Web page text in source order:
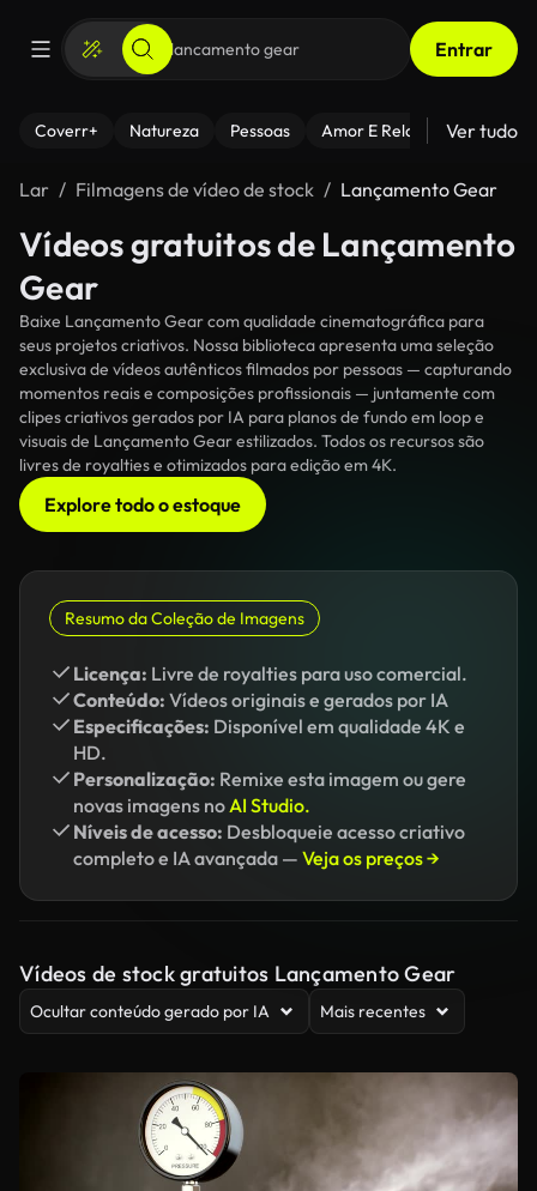
Entrar
Coverr+ Natureza Pessoas Amor E Relacionamentos
Ver tudo
Lar Filmagens de vídeo de stock Lançamento Gear
Vídeos gratuitos de Lançamento
Gear
Baixe Lançamento Gear com qualidade cinematográfica para
seus projetos criativos. Nossa biblioteca apresenta uma seleção
exclusiva de vídeos autênticos filmados por pessoas — capturando
momentos reais e composições profissionais — juntamente com
clipes criativos gerados por IA para planos de fundo em loop e
visuais de Lançamento Gear estilizados. Todos os recursos são
livres de royalties e otimizados para edição em 4K.
Explore todo o estoque
Resumo da Coleção de Imagens
Licença: Livre de royalties para uso comercial.
Conteúdo: Vídeos originais e gerados por IA
Especificações: Disponível em qualidade 4K e
HD.
Personalização: Remixe esta imagem ou gere
novas imagens noAI Studio.
Níveis de acesso: Desbloqueie acesso criativo
completo e IA avançada — Veja os preços →
Vídeos de stock gratuitos Lançamento Gear
Ocultar conteúdo gerado por IA Mais recentes